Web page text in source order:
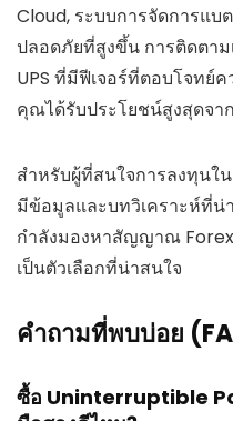
Cloud, ระบบการจัดการแบ
ปลอดภัยที่สูงขึ้น การติดตาม
UPS ที่มีฟีเจอร์ที่ตอบโจทย์
คุณได้รับประโยชน์สูงสุดจา
สำหรับผู้ที่สนใจการลงทุนใ
มีข้อมูลและบทวิเคราะห์ที่
กำลังมองหาสัญญาณ
เป็นตัวเลือกที่น่าสนใจ
คำถามที่พบบ่อย
ซื้อ Uninterruptible